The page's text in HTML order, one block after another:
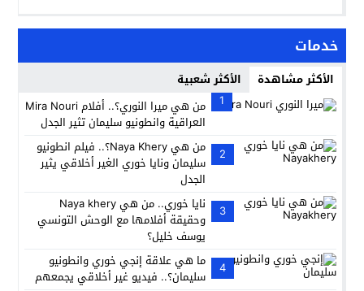
خدمات
الأكثر مشاهدة
الأكثر شعبية
1
من هي ميرا النوري؟.. أفلام Mira Nouri
العراقية وانطونيو سليمان تثير الجدل
2
من هي Naya Khery؟.. فيلم انطونيو
سليمان ونايا خوري الغير أخلاقي يثير
الجدل
3
نايا خوري.. من هي Naya khery
وحقيقة أفلامها مع الوحش التونسي
يوسف خليل؟
4
ما هي علاقة إنجي خوري وانطونيو
سليمان؟.. فيديو غير أخلاقي يجمعهم